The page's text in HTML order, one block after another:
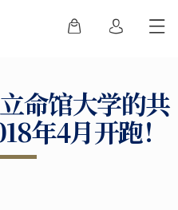
命馆大学的共
年4月开跑！